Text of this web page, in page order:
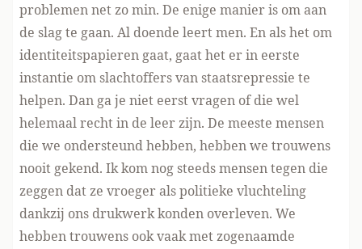
problemen net zo min. De enige manier is om aan
de slag te gaan. Al doende leert men. En als het om
identiteitspapieren gaat, gaat het er in eerste
instantie om slachtoffers van staatsrepressie te
helpen. Dan ga je niet eerst vragen of die wel
helemaal recht in de leer zijn. De meeste mensen
die we ondersteund hebben, hebben we trouwens
nooit gekend. Ik kom nog steeds mensen tegen die
zeggen dat ze vroeger als politieke vluchteling
dankzij ons drukwerk konden overleven. We
hebben trouwens ook vaak met zogenaamde